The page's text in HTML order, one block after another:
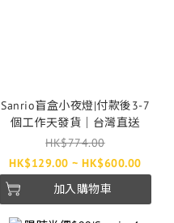
Sanrio盲盒小夜燈|付款後3-7
個工作天發貨｜台灣直送
HK$774.00
HK$129.00 ~ HK$600.00
加入購物車